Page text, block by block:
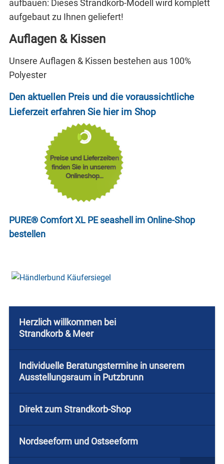
Herzlich willkommen bei
Strandkorb & Meer
Individuelle Beratungstermine in unserem
Ausstellungsraum in Putzbrunn
Direkt zum Strandkorb-Shop
Nordseeform und Ostseeform
aufbauen: Dieses Strandkorb-Modell wird komplett
aufgebaut zu Ihnen geliefert!
Auflagen & Kissen
Unsere Auflagen & Kissen bestehen aus 100%
Polyester
Den aktuellen Preis und die voraussichtliche
Lieferzeit erfahren Sie hier im Shop
PURE® Comfort XL PE seashell im Online-Shop
bestellen